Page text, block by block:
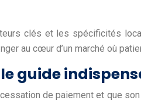
clés et les spécificités
au cœur d’un marché où
guide
de paiement et que